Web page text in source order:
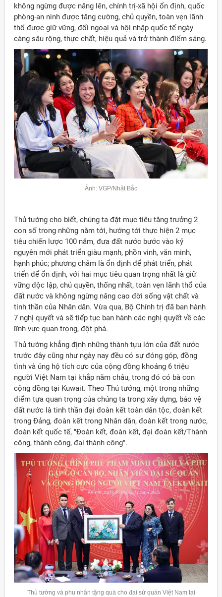
không ngừng được nâng lên, chính trị-xã hội ổn định, quốc
phòng-an ninh được tăng cường, chủ quyền, toàn vẹn lãnh
thổ được giữ vững, đối ngoại và hội nhập quốc tế ngày
càng sâu rộng, thực chất, hiệu quả và trở thành điểm sáng.
Ảnh: VGP/Nhật Bắc
Thủ tướng cho biết, chúng ta đặt mục tiêu tăng trưởng 2
con số trong những năm tới, hướng tới thực hiện 2 mục
tiêu chiến lược 100 năm, đưa đất nước bước vào kỷ
nguyên mới phát triển giàu mạnh, phồn vinh, văn minh,
hạnh phúc; phương châm là ổn định để phát triển, phát
triển để ổn định, với hai mục tiêu quan trọng nhất là giữ
vững độc lập, chủ quyền, thống nhất, toàn vẹn lãnh thổ của
đất nước và không ngừng nâng cao đời sống vật chất và
tinh thần của Nhân dân. Vừa qua, Bộ Chính trị đã ban hành
7 nghị quyết và sẽ tiếp tục ban hành các nghị quyết về các
lĩnh vực quan trọng, đột phá.
Thủ tướng khẳng định những thành tựu lớn của đất nước
trước đây cũng như ngày nay đều có sự đóng góp, đồng
tình và ủng hộ tích cực của cộng đồng khoảng 6 triệu
người Việt Nam tại khắp năm châu, trong đó có bà con
cộng đồng tại Kuwait. Theo Thủ tướng, một trong những
điểm tựa quan trọng của chúng ta trong xây dựng, bảo vệ
đất nước là tinh thần đại đoàn kết toàn dân tộc, đoàn kết
trong Đảng, đoàn kết trong Nhân dân, đoàn kết trong nước,
đoàn kết quốc tế, "Đoàn kết, đoàn kết, đại đoàn kết/Thành
công, thành công, đại thành công".
Thủ tướng và phu nhân tặng quà cho đại sứ quán Việt Nam tại